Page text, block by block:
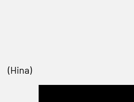
(Hina)